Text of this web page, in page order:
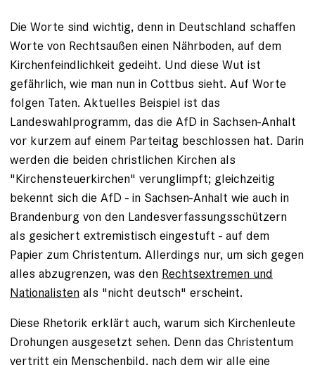
Die Worte sind wichtig, denn in Deutschland schaffen
Worte von Rechtsaußen einen Nährboden, auf dem
Kirchenfeindlichkeit gedeiht. Und diese Wut ist
gefährlich, wie man nun in Cottbus sieht. Auf Worte
folgen Taten. Aktuelles Beispiel ist das
Landeswahlprogramm, das die AfD in Sachsen-Anhalt
vor kurzem auf einem Parteitag beschlossen hat. Darin
werden die beiden christlichen Kirchen als
"Kirchensteuerkirchen" verunglimpft; gleichzeitig
bekennt sich die AfD - in Sachsen-Anhalt wie auch in
Brandenburg von den Landesverfassungsschützern
als gesichert extremistisch eingestuft - auf dem
Papier zum Christentum. Allerdings nur, um sich gegen
alles abzugrenzen, was den Rechtsextremen und
Nationalisten als "nicht deutsch" erscheint.
Diese Rhetorik erklärt auch, warum sich Kirchenleute
Drohungen ausgesetzt sehen. Denn das Christentum
vertritt ein Menschenbild, nach dem wir alle eine